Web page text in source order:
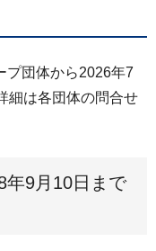
プ団体から2026年7
細は各団体の問合せ
年9月10日まで